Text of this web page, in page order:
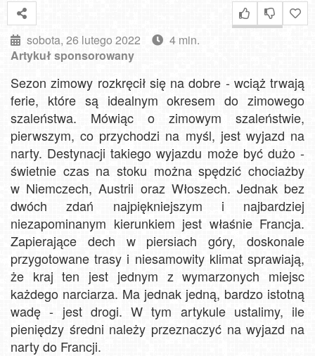
sobota, 26 lutego 2022
4 min.
Artykuł sponsorowany
Sezon zimowy rozkręcił się na dobre - wciąż trwają
ferie, które są idealnym okresem do zimowego
szaleństwa. Mówiąc o zimowym szaleństwie,
pierwszym, co przychodzi na myśl, jest wyjazd na
narty. Destynacji takiego wyjazdu może być dużo -
świetnie czas na stoku można spędzić chociażby
w Niemczech, Austrii oraz Włoszech. Jednak bez
dwóch zdań najpiękniejszym i najbardziej
niezapominanym kierunkiem jest właśnie Francja.
Zapierające dech w piersiach góry, doskonale
przygotowane trasy i niesamowity klimat sprawiają,
że kraj ten jest jednym z wymarzonych miejsc
każdego narciarza. Ma jednak jedną, bardzo istotną
wadę - jest drogi. W tym artykule ustalimy, ile
pieniędzy średni należy przeznaczyć na wyjazd na
narty do Francji.